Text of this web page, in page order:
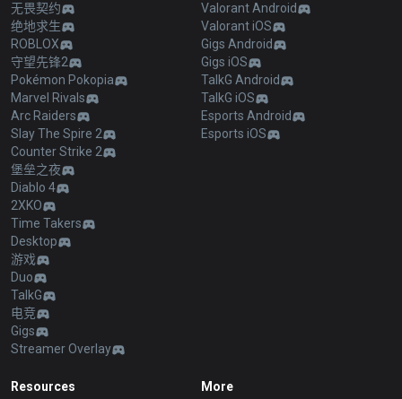
无畏契约
绝地求生
ROBLOX
守望先锋2
Pokémon Pokopia
Marvel Rivals
Arc Raiders
Slay The Spire 2
Counter Strike 2
堡垒之夜
Diablo 4
2XKO
Time Takers
Desktop
游戏
Duo
TalkG
电竞
Gigs
Streamer Overlay
Valorant Android
Valorant iOS
Gigs Android
Gigs iOS
TalkG Android
TalkG iOS
Esports Android
Esports iOS
Resources More